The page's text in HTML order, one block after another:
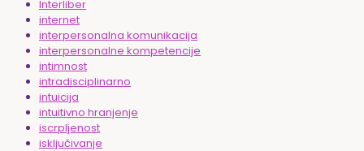
Interliber
internet
interpersonalna komunikacija
interpersonalne kompetencije
intimnost
intradisciplinarno
intuicija
intuitivno hranjenje
iscrpljenost
isključivanje